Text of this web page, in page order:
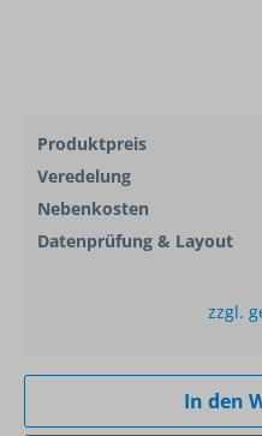
Produktpreis
Veredelung
Nebenkosten
Datenprüfung & Layout
zzgl.
In den